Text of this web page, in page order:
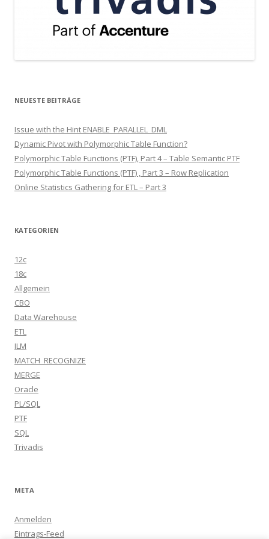
NEUESTE BEITRÄGE
Issue with the Hint ENABLE_PARALLEL_DML
Dynamic Pivot with Polymorphic Table Function?
Polymorphic Table Functions (PTF), Part 4 – Table Semantic PTF
Polymorphic Table Functions (PTF) , Part 3 – Row Replication
Online Statistics Gathering for ETL – Part 3
KATEGORIEN
12c
18c
Allgemein
CBO
Data Warehouse
ETL
ILM
MATCH_RECOGNIZE
MERGE
Oracle
PL/SQL
PTF
SQL
Trivadis
META
Anmelden
Eintrags-Feed